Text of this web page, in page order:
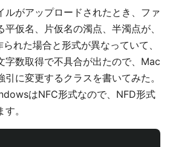
ルがアップロードされたとき、ファ
仮名、片仮名の濁点、半濁点が、
れた場合と形式が異なっていて、
字数取得で不具合が出たので、Mac
に変更するクラスを書いてみた。
はNFC形式なので、NFD形式
。